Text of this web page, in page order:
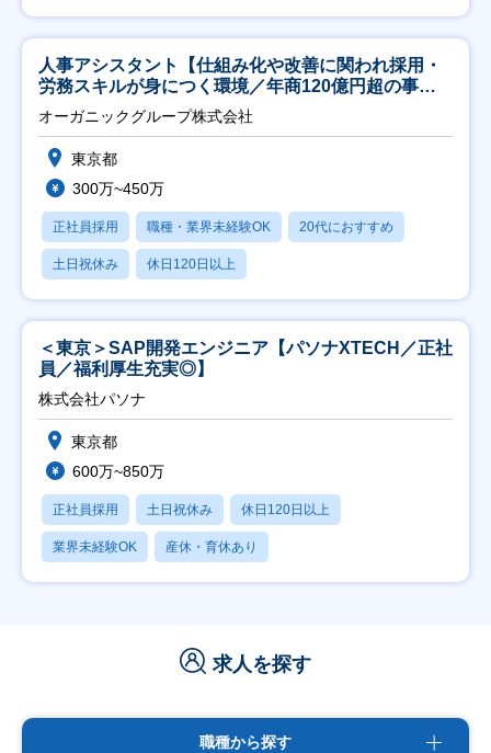
人事アシスタント【仕組み化や改善に関われ採用・
労務スキルが身につく環境／年商120億円超の事業
会社】
オーガニックグループ株式会社
東京都
300万~450万
正社員採用 職種・業界未経験OK 20代におすすめ
土日祝休み 休日120日以上
＜東京＞SAP開発エンジニア【パソナXTECH／正社
員／福利厚生充実◎】
株式会社パソナ
東京都
600万~850万
正社員採用 土日祝休み 休日120日以上
業界未経験OK 産休・育休あり
求人を探す
職種から探す